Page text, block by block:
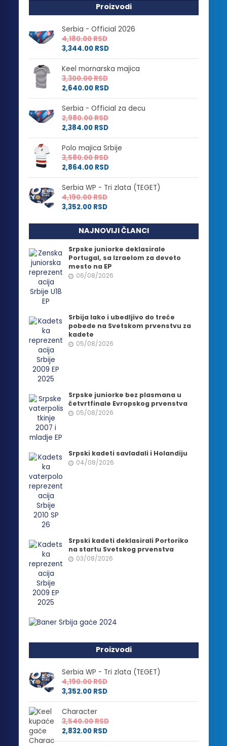
Proizvodi
Serbia - Official 2026
4,180.00RSD
3,344.00 RSD
Keel mornarska majica
3,300.00RSD
2,640.00 RSD
Serbia - Official za decu
2,980.00RSD
2,384.00 RSD
Polo majica Srbije
3,580.00RSD
2,864.00 RSD
Serbia WP - Tri zlata (TEGET)
4,190.00RSD
3,352.00 RSD
NAJNOVIJI ČLANCI
Srpske juniorke deklasirale
Portugal, sa Izraelom za deveto
mesto na EP
06/08/2026
Srbija lako i ubedljivo do treće
pobede na Svetskom prvenstvu za
kadete
05/08/2026
Srpske juniorke bez plasmana u
četvrtfinale Evropskog prvenstva
05/08/2026
Srpski kadeti savladali i Holandiju
04/08/2026
Srpski kadeti deklasirali Portoriko
na startu Svetskog prvenstva
03/08/2026
Proizvodi
Serbia WP - Tri zlata (TEGET)
4,190.00RSD
3,352.00 RSD
Character
3,540.00RSD
2,832.00 RSD